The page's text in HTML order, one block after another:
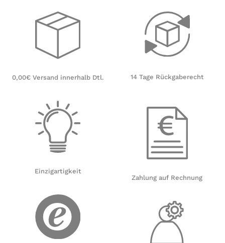
0,00€ Versand innerhalb Dtl.
Einzigartigkeit
14 Tage Rückgaberecht
Zahlung auf Rechnung